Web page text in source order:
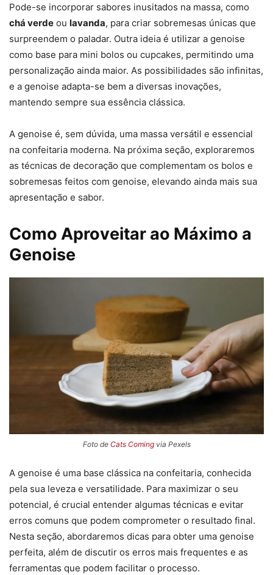
Pode-se incorporar sabores inusitados na massa, como
chá verde ou lavanda, para criar sobremesas únicas que
surpreendem o paladar. Outra ideia é utilizar a genoise
como base para mini bolos ou cupcakes, permitindo uma
personalização ainda maior. As possibilidades são infinitas,
e a genoise adapta-se bem a diversas inovações,
mantendo sempre sua essência clássica.
A genoise é, sem dúvida, uma massa versátil e essencial
na confeitaria moderna. Na próxima seção, exploraremos
as técnicas de decoração que complementam os bolos e
sobremesas feitos com genoise, elevando ainda mais sua
apresentação e sabor.
Como Aproveitar ao Máximo a
Genoise
Foto de Cats Comingvia Pexels
A genoise é uma base clássica na confeitaria, conhecida
pela sua leveza e versatilidade. Para maximizar o seu
potencial, é crucial entender algumas técnicas e evitar
erros comuns que podem comprometer o resultado final.
Nesta seção, abordaremos dicas para obter uma genoise
perfeita, além de discutir os erros mais frequentes e as
ferramentas que podem facilitar o processo.